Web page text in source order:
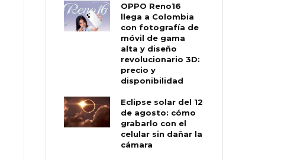
OPPO Reno16
llega a Colombia
con fotografía de
móvil de gama
alta y diseño
revolucionario 3D:
precio y
disponibilidad
Eclipse solar del 12
de agosto: cómo
grabarlo con el
celular sin dañar la
cámara